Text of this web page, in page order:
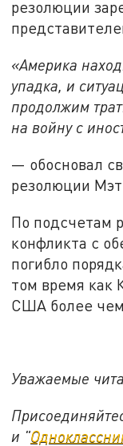
резолюции
«Америка
упадка, и
продолжим
на войну с
— обосновал
резолюции
По подсчетам
конфликта с
погибло
том время как
США более чем
Уважаемые
и "